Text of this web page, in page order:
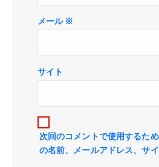
メール ※
サイト
次回のコメントで使用するた
の名前、メールアドレス、サイ